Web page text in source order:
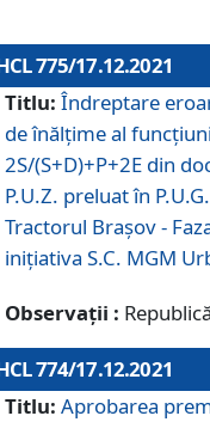
775/17.12.2021
Titlu: Îndreptare
de înălţime al
2S/(S+D)+P+2E din
P.U.Z. preluat în
Tractorul Braşov -
iniţiativa S.C. MGM
Observații :
774/17.12.2021
Titlu: Aprobarea